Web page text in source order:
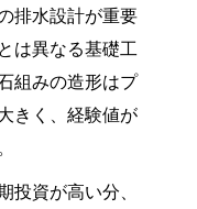
排水設計が重要
は異なる基礎工
組みの造形はプ
きく、経験値が
資が高い分、